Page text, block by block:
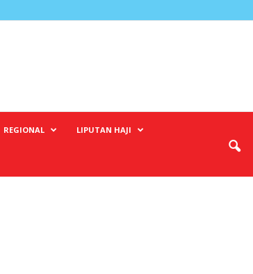
REGIONAL LIPUTAN HAJI